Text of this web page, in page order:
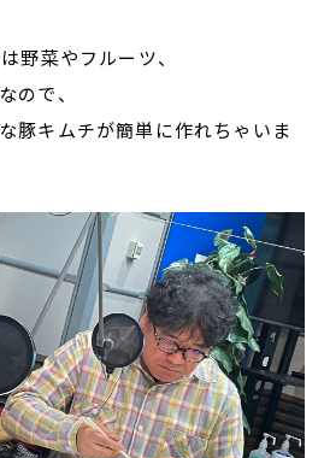
野菜やフルーツ、
ので、
豚キムチが簡単に作れちゃいま